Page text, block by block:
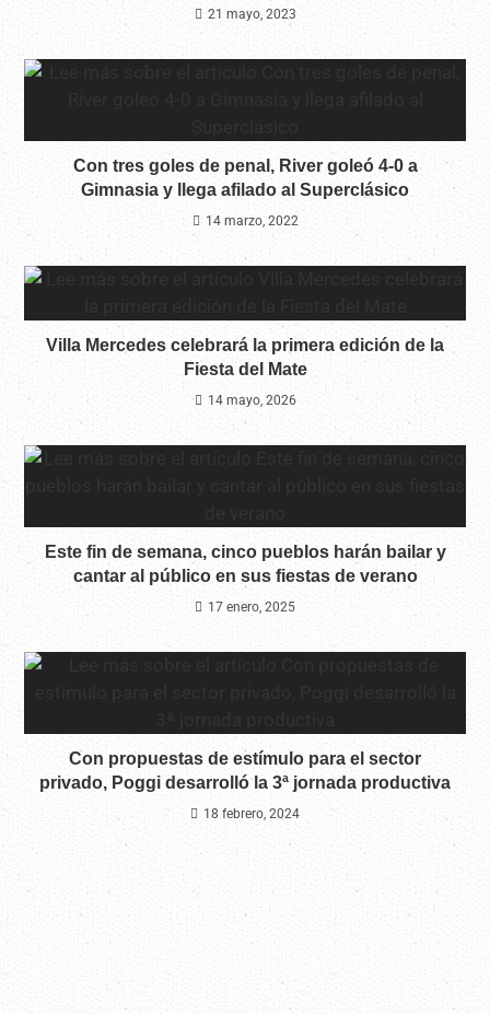
21 mayo, 2023
Con tres goles de penal, River goleó 4-0 a
Gimnasia y llega afilado al Superclásico
14 marzo, 2022
Villa Mercedes celebrará la primera edición de la
Fiesta del Mate
14 mayo, 2026
Este fin de semana, cinco pueblos harán bailar y
cantar al público en sus fiestas de verano
17 enero, 2025
Con propuestas de estímulo para el sector
privado, Poggi desarrolló la 3ª jornada productiva
18 febrero, 2024